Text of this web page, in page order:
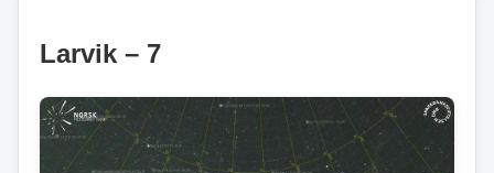
Larvik – 7